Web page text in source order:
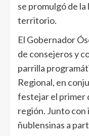
se promulgó de
territorio.
El Gobernador
de consejeros y
parrilla
Regional, en
festejar el primer
región. Junto con
ñublensinas a